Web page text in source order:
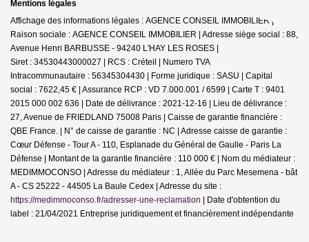
Mentions légales
Affichage des informations légales : AGENCE CONSEIL IMMOBILIER |
Raison sociale : AGENCE CONSEIL IMMOBILIER | Adresse siège social : 88,
Avenue Henri BARBUSSE - 94240 L'HAY LES ROSES |
Siret : 34530443000027 | RCS : Créteil | Numero TVA
Intracommunautaire : 56345304430 | Forme juridique : SASU | Capital
social : 7622,45 € | Assurance RCP : VD 7.000.001 / 6599 | Carte T : 9401
2015 000 002 636 | Date de délivrance : 2021-12-16 | Lieu de délivrance :
27, Avenue de FRIEDLAND 75008 Paris | Caisse de garantie financière :
QBE France. | N° de caisse de garantie : NC | Adresse caisse de garantie :
Cœur Défense - Tour A - 110, Esplanade du Général de Gaulle - Paris La
Défense | Montant de la garantie financière : 110 000 € | Nom du médiateur :
MEDIMMOCONSO | Adresse du médiateur : 1, Allée du Parc Mesemena - bât
A - CS 25222 - 44505 La Baule Cedex | Adresse du site :
https://medimmoconso.fr/adresser-une-reclamation | Date d'obtention du
label : 21/04/2021 Entreprise juridiquement et financièrement indépendante